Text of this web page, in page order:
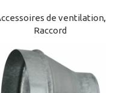
de ventilation,
Raccord